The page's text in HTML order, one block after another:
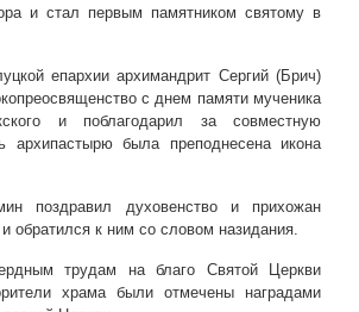
и стал первым памятником святому в
епархии архимандрит Сергий (Брич)
с днем памяти мученика
и поблагодарил за совместную
архипастырю была преподнесена икона
поздравил духовенство и прихожан
обратился к ним со словом назидания.
трудам на благо Святой Церкви
храма были отмечены наградами